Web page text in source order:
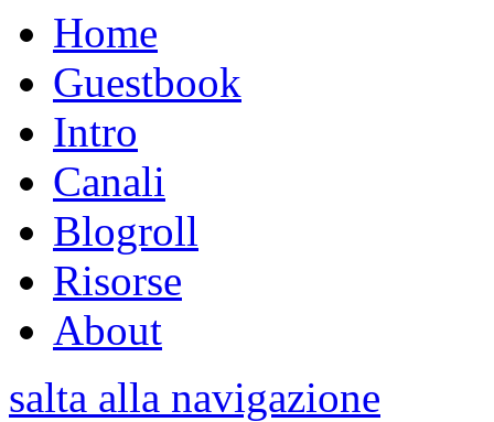
Home
Guestbook
Intro
Canali
Blogroll
Risorse
About
salta alla navigazione